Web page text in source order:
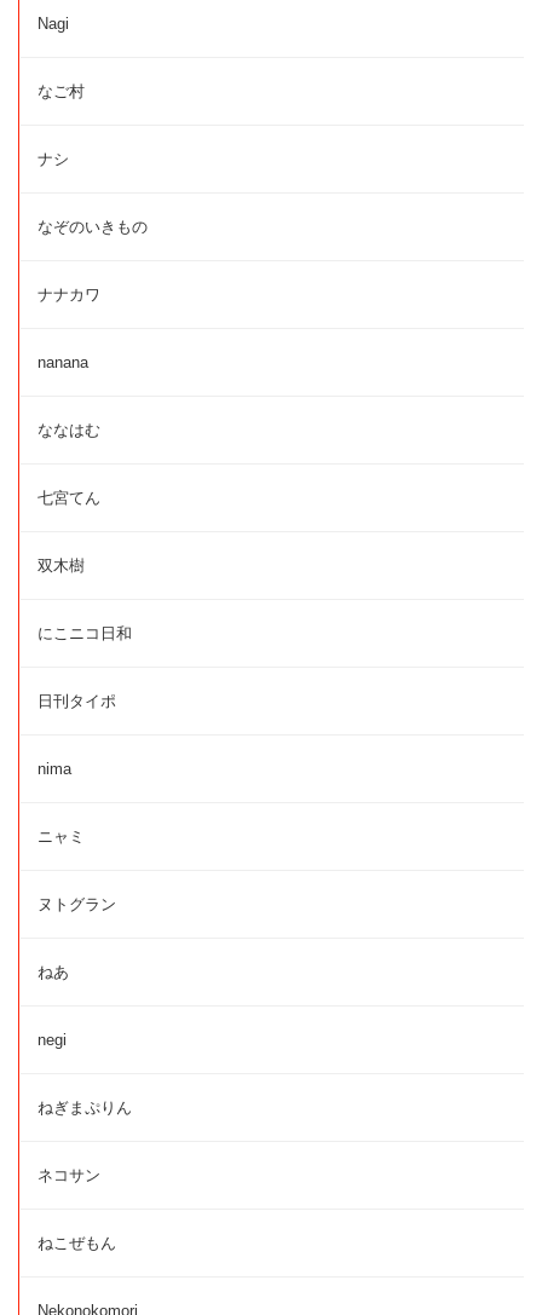
Nagi
なご村
ナシ
なぞのいきもの
ナナカワ
nanana
ななはむ
七宮てん
双木樹
にこニコ日和
日刊タイポ
nima
ニャミ
ヌトグラン
ねあ
negi
ねぎまぷりん
ネコサン
ねこぜもん
Nekonokomori